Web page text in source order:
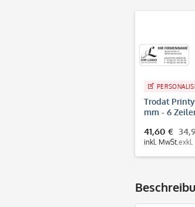
Trodat
mm - 6
41,60 €
inkl. MwSt. exkl.